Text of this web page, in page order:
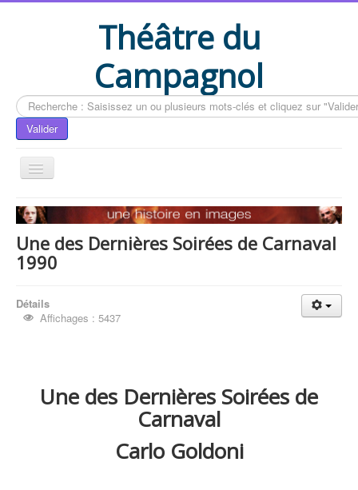
Théâtre du
Campagnol
Rechercher
Valider
Accueil
Le livre du CAMPAGNOL
Compléments du livre
Contactez-nous
Une des Dernières Soirées de Carnaval
1990
Détails
Affichages : 5437
Une des Dernières Soirées de
Carnaval
Carlo Goldoni